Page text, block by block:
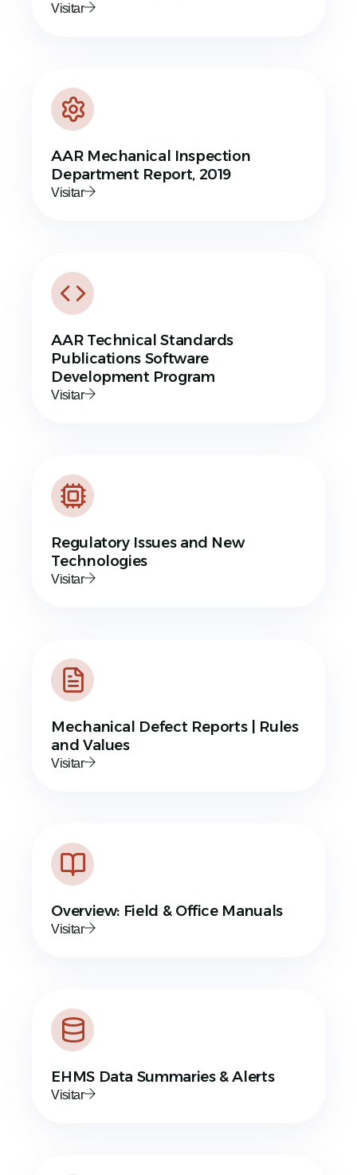
Visitar
AAR Mechanical Inspection
Department Report, 2019
Visitar
AAR Technical Standards
Publications Software
Development Program
Visitar
Regulatory Issues and New
Technologies
Visitar
Mechanical Defect Reports | Rules
and Values
Visitar
Overview: Field & Office Manuals
Visitar
EHMS Data Summaries & Alerts
Visitar